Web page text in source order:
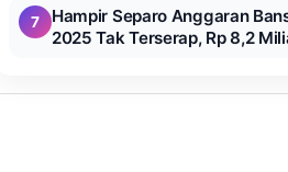
7
Hampir Separo Anggaran
2025 Tak Terserap, Rp 8,2